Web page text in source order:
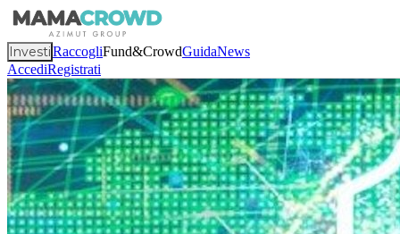
InvestiRaccogliFund&CrowdGuidaNews
AccediRegistrati